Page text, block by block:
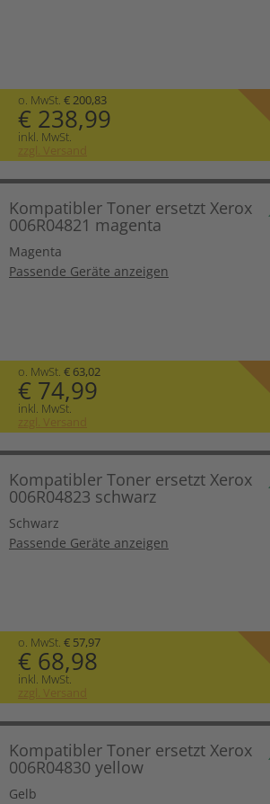
o. MwSt. € 200,83
€ 238,99
inkl. MwSt.
zzgl. Versand
Kompatibler Toner ersetzt Xerox
006R04821 magenta
Magenta
Passende Geräte anzeigen
o. MwSt. € 63,02
€ 74,99
inkl. MwSt.
zzgl. Versand
Kompatibler Toner ersetzt Xerox
006R04823 schwarz
Schwarz
Passende Geräte anzeigen
o. MwSt. € 57,97
€ 68,98
inkl. MwSt.
zzgl. Versand
Kompatibler Toner ersetzt Xerox
006R04830 yellow
Gelb